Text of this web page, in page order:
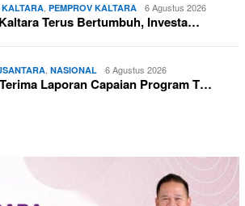
KALTARA, PEMPROV KALTARA 6 Agustus 2026
Terus Bertumbuh, Investa…
, NASIONAL 6 Agustus 2026
Laporan Capaian Program T…